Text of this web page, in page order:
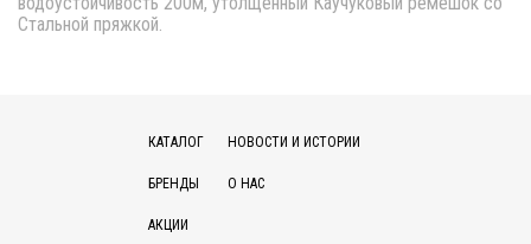
Стальной пряжкой.
КАТАЛОГ
БРЕНДЫ
АКЦИИ
НОВОСТИ И ИСТОРИИ
О НАС